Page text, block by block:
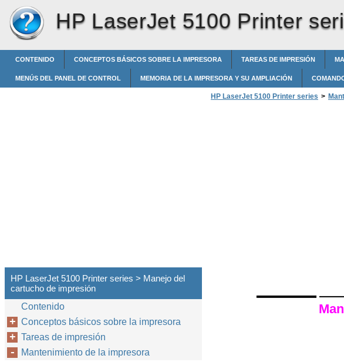
HP LaserJet 5100 Printer
CONTENIDO CONCEPTOS BÁSICOS SOBRE LA IMPRESORA TAREAS DE IMPRESIÓN
MENÚS DEL PANEL DE CONTROL MEMORIA DE LA IMPRESORA Y SU AMPLIACIÓN
HP LaserJet 5100 Printer series >
HP LaserJet 5100 Printer series > Manejo del
cartucho de impresión
Contenido
Conceptos básicos sobre la impresora
Tareas de impresión
Mantenimiento de la impresora